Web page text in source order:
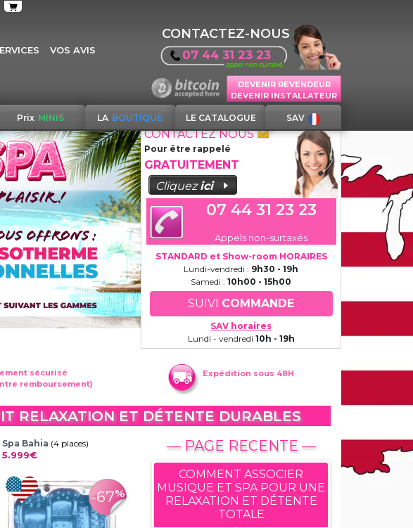
VOS AVIS
CONTACTEZ-NOUS
07 44 31 23 23
DEVENIR REVENDEUR
DEVENIR INSTALLATEUR
Prix MINIS LA BOUTIQUE LE CATALOGUE SAV
CONTACTEZ NOUS
Pour être rappelé
GRATUITEMENT
Cliquezici
07 44 31 23 23
Appels non-surtaxés
STANDARD et Show-room HORAIRES
Lundi-vendredi : 9h30 - 19h
Samedi : 10h00 - 15h00
SUIVI COMMANDE
SAV horaires
Lundi - vendredi 10h - 19h
sécurisé
remboursement)
Expédition sous 48H
RELAXATION ET DÉTENTE DURABLES
Spa Bahia (4 places)
5.999€
-67%
— PAGE RECENTE —
COMMENT ASSOCIER
MUSIQUE ET SPA POUR UNE
RELAXATION ET DÉTENTE
TOTALE